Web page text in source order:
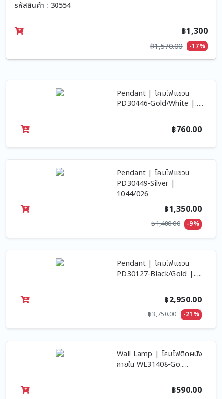
รหัสสินค้า : 30554
฿1,300
฿1,570.00 -17%
Pendant | โคมไฟแขวน
PD30446-Gold/White |.....
฿760.00
Pendant | โคมไฟแขวน
PD30449-Silver |
1044/026
฿1,350.00
฿1,480.00 -9%
Pendant | โคมไฟแขวน
PD30127-Black/Gold |.....
฿2,950.00
฿3,750.00 -21%
Wall Lamp | โคมไฟติดผนัง
ภายใน WL31408-Go.....
฿590.00